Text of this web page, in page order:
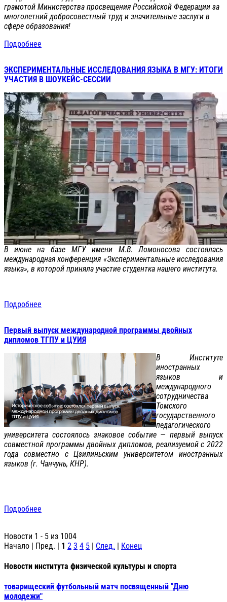
грамотой Министерства просвещения Российской Федерации за
многолетний добросовестный труд и значительные заслуги в
сфере образования!
Подробнее
ЭКСПЕРИМЕНТАЛЬНЫЕ ИССЛЕДОВАНИЯ ЯЗЫКА В МГУ: ИТОГИ
УЧАСТИЯ В ШОУКЕЙС-СЕССИИ
В июне на базе МГУ имени М.В. Ломоносова состоялась
международная конференция «Экспериментальные исследования
языка», в которой приняла участие студентка нашего института.
Подробнее
Первый выпуск международной программы двойных
дипломов ТГПУ и ЦУИЯ
В Институте
иностранных
языков и
международного
сотрудничества
Томского
государственного
педагогического
университета состоялось знаковое событие — первый выпуск
совместной программы двойных дипломов, реализуемой с 2022
года совместно с Цзилиньским университетом иностранных
языков (г. Чанчунь, КНР).
Подробнее
Новости 1 - 5 из 1004
Начало | Пред. | 1 2 3 4 5 | След. | Конец
Новости института физической культуры и спорта
товарищеский футбольный матч посвященный "Дню
молодежи"